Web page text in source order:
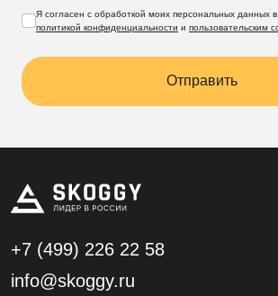
Я согласен с обработкой моих персональных данных в
политикой конфиденциальности и пользовательским
Отправить
+7 (499) 226 22 58
info@skoggy.ru